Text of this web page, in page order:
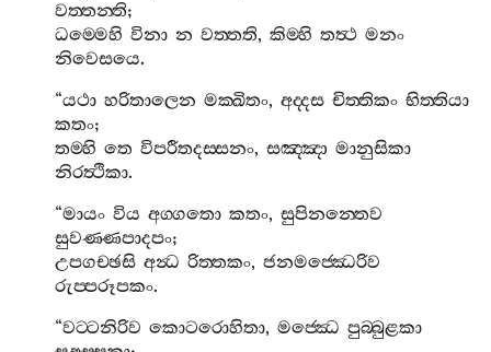
වත‍්තන‍්ති;
ධම‍්මෙහි විනා න වත‍්තති,කිම‍්හි තත්‍ථ මනං
නිවෙසයෙ.
“යථා හරිතාලෙන මක‍්ඛිතං,අද‍්දස චිත‍්තිකං භිත‍්තියා
කතං;
තම‍්හි තෙ විපරීතදස‍්සනං,සඤ‍්ඤා මානුසිකා
නිරත්‍ථිකා.
“මායං විය අග‍්ගතො කතං,සුපිනන‍්තෙව
සුවණ‍්ණපාදපං;
උපගච‍්ඡසි අන්‍ධ රිත‍්තකං,ජනමජ‍්ඣෙරිව
රුප‍්පරූපකං.
“වට‍්ටනිරිව කොටරොහිතා,මජ‍්ඣෙ පුබ‍්බුළකා